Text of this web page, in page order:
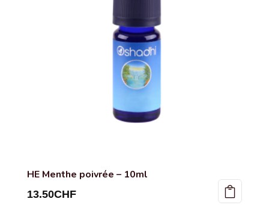
HE Menthe poivrée – 10ml
13.50CHF